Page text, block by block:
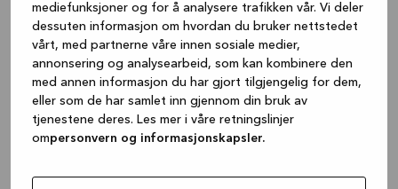
mediefunksjoner og for å analysere trafikken vår. Vi deler
dessuten informasjon om hvordan du bruker nettstedet
vårt, med partnerne våre innen sosiale medier,
annonsering og analysearbeid, som kan kombinere den
med annen informasjon du har gjort tilgjengelig for dem,
eller som de har samlet inn gjennom din bruk av
tjenestene deres. Les mer i våre retningslinjer
ompersonvern og informasjonskapsler.